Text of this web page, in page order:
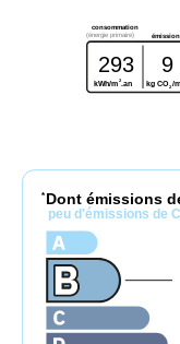
consommation
(énergie primaire)
293 9
kWh/m2.an kg CO2/m
* Dont émissions
peu d'émissions de